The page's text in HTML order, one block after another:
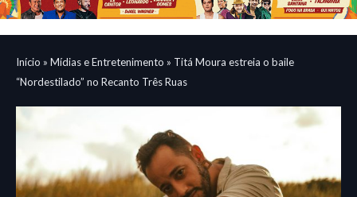
Início » Mídias e Entretenimento » Titá Moura estreia o baile
“Nordestilado” no Recanto Três Ruas